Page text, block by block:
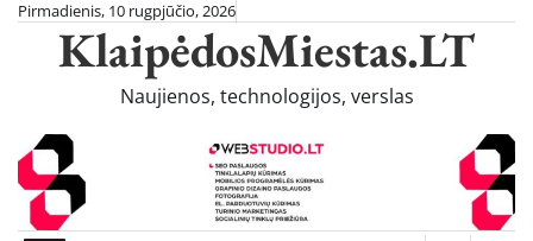
Skip
content
Pirmadienis, 10 rugpjūčio, 2026
KlaipėdosMiestas.LT
Naujienos, technologijos, verslas